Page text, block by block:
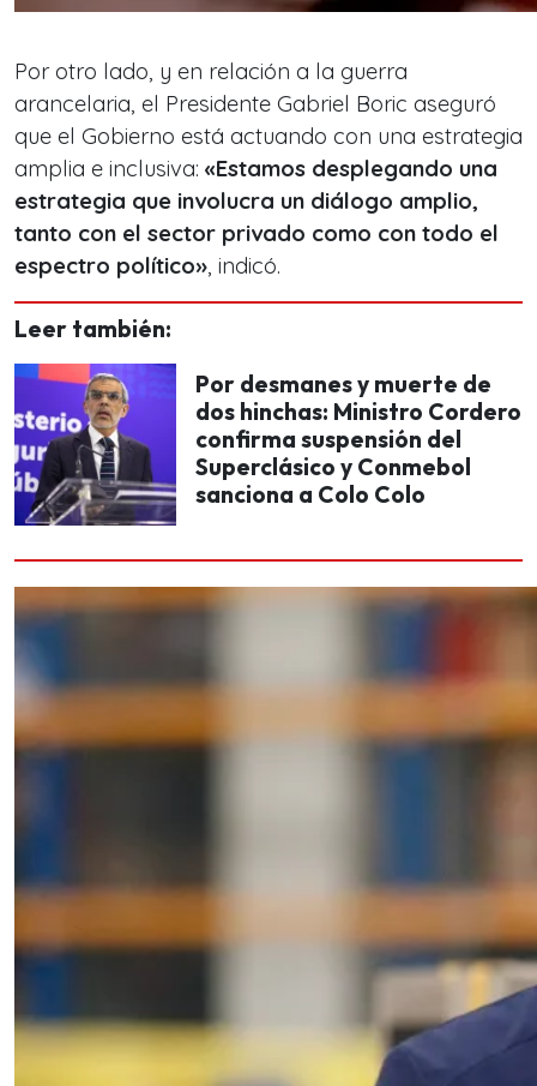
Por otro lado, y en relación a la guerra
arancelaria, el Presidente Gabriel Boric aseguró
que el Gobierno está actuando con una estrategia
amplia e inclusiva: «Estamos desplegando una
estrategia que involucra un diálogo amplio,
tanto con el sector privado como con todo el
espectro político», indicó.
Leer también:
Por desmanes y muerte de
dos hinchas: Ministro Cordero
confirma suspensión del
Superclásico y Conmebol
sanciona a Colo Colo